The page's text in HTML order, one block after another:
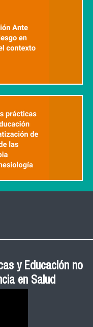
y Educación no
en Salud
de Neurociencia
2025
CESICen Salud
y 2023 FACIMED
en el deporte
económica”